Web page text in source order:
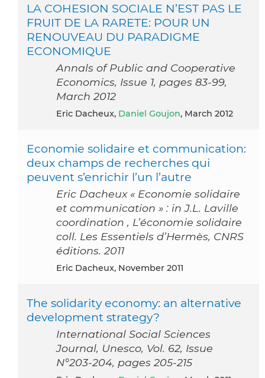
LA COHESION SOCIALE N’EST PAS LE
FRUIT DE LA RARETE: POUR UN
RENOUVEAU DU PARADIGME
ECONOMIQUE
Annals of Public and Cooperative
Economics, Issue 1, pages 83-99,
March 2012
Eric Dacheux, Daniel Goujon, March 2012
Economie solidaire et communication:
deux champs de recherches qui
peuvent s’enrichir l’un l’autre
Eric Dacheux « Economie solidaire
et communication » : in J.L. Laville
coordination , L’économie solidaire
coll. Les Essentiels d’Hermès, CNRS
éditions. 2011
Eric Dacheux, November 2011
The solidarity economy: an alternative
development strategy?
International Social Sciences
Journal, Unesco, Vol. 62, Issue
N°203-204, pages 205-215